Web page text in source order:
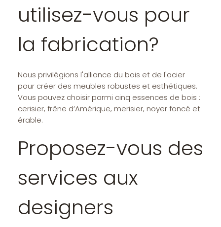
Nous privilégions l'alliance du bois et de l'acier
pour créer des meubles robustes et esthétiques.
Vous pouvez choisir parmi cinq essences de bois :
cerisier, frêne d’Amérique, merisier, noyer foncé et
érable.
utilisez-vous pour
la fabrication?
Proposez-vous des
services aux
designers